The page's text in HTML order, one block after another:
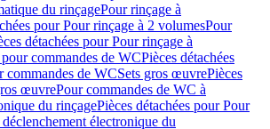
du rinçagePour rinçage à
pour Pour rinçage à 2 volumesPour
détachées pour Pour rinçage à
commandes de WCPièces détachées
commandes de WCSets gros œuvrePièces
œuvrePour commandes de WC à
du rinçagePièces détachées pour Pour
électronique du